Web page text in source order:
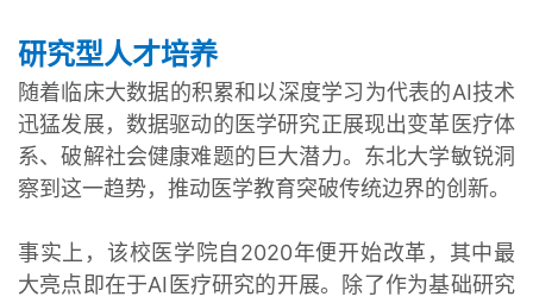
研究型人才培养
随着临床大数据的积累和以深度学习为代表的AI技术
迅猛发展，数据驱动的医学研究正展现出变革医疗体
系、破解社会健康难题的巨大潜力。东北大学敏锐洞
察到这一趋势，推动医学教育突破传统边界的创新。
事实上，该校医学院自2020年便开始改革，其中最
大亮点即在于AI医疗研究的开展。除了作为基础研究